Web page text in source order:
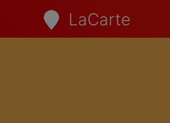
LaCarte